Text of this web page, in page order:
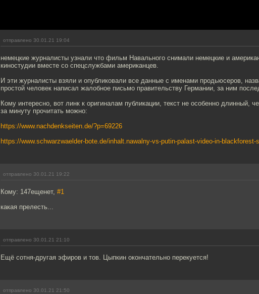
отправлено 30.01.21 19:04
немецкие журналисты узнали что фильм Навального снимали немецкие и
киностудии вместе со спецслужбами американцев.
И эти журналисты взяли и опубликовали все данные с именами продьюсеров,
простой человек написал жалобное письмо правительству Германии, за ним
Кому интересно, вот линк к оригиналам публикации, текст не особенно длинный,
за минуту прочитать можно:
https://www.nachdenkseiten.de/?p=69226
https://www.schwarzwaelder-bote.de/inhalt.nawalny-vs-putin-palast-video-in-blackforest-
отправлено 30.01.21 19:22
Кому: 147ещенет, #1
какая прелесть...
отправлено 30.01.21 21:10
Ещё сотня-другая эфиров и тов. Цыпкин окончательно перекуется!
отправлено 30.01.21 21:50